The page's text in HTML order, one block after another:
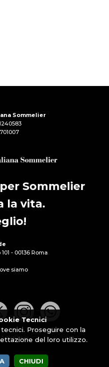
Sommelier
Sommelier
la vita.
- 00136 Roma
siamo
Tecnici
Proseguire con la
del loro utilizzo.
CHIUDI